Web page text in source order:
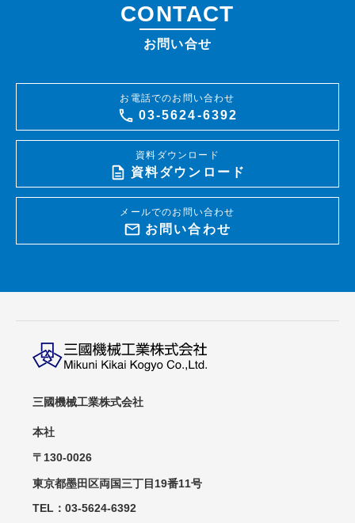
CONTACT
お問い合せ
お電話でのお問い合わせ
03-5624-6392
資料ダウンロード
資料ダウンロード
メールでのお問い合わせ
お問い合わせ
三國機械工業株式会社
本社
〒130-0026
東京都墨田区両国三丁目19番11号
TEL：03-5624-6392